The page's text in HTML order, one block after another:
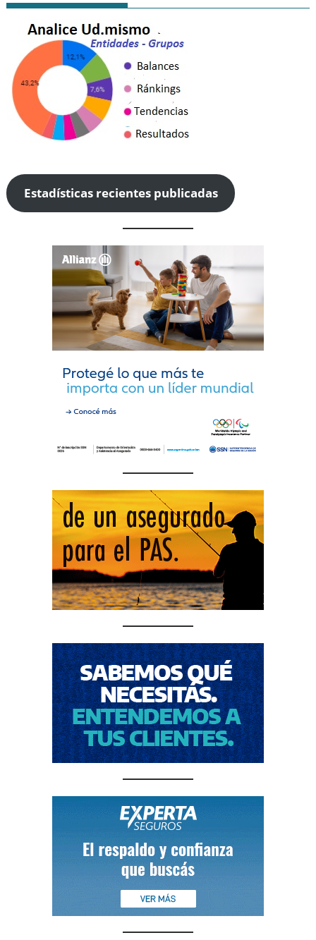
Estadísticas recientes publicadas